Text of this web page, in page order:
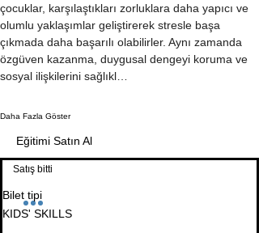
çocuklar, karşılaştıkları zorluklara daha yapıcı ve
olumlu yaklaşımlar geliştirerek stresle başa
çıkmada daha başarılı olabilirler. Aynı zamanda
özgüven kazanma, duygusal dengeyi koruma ve
sosyal ilişkilerini sağlıkl…
Daha Fazla Göster
Eğitimi Satın Al
Satış bitti
Bilet tipi
KIDS' SKILLS